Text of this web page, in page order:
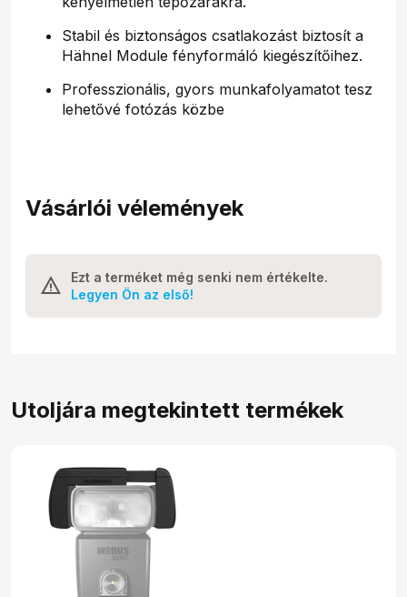
Stabil és biztonságos csatlakozást biztosít a
Hähnel Module fényformáló kiegészítőihez.
Professzionális, gyors munkafolyamatot tesz
lehetővé fotózás közbe
Vásárlói vélemények
Ezt a terméket még senki nem értékelte.
Legyen Ön az első!
Utoljára megtekintett termékek